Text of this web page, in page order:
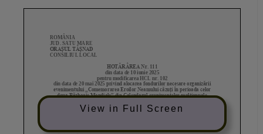
View in Full Screen